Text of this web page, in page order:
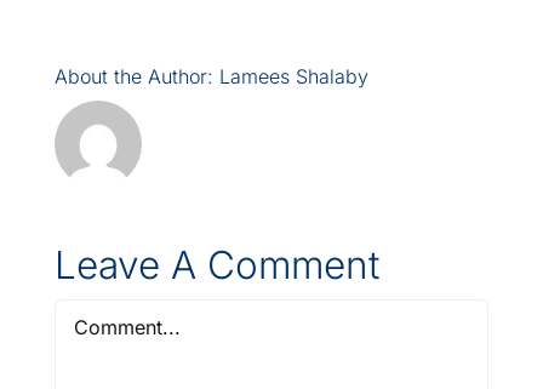
About the Author: Lamees Shalaby
Leave A Comment
Comment